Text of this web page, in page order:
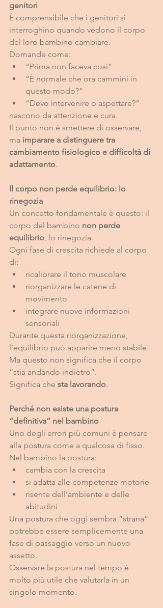
genitori
È comprensibile che i genitori si
interroghino quando vedono il corpo
del loro bambino cambiare.
Domande come:
“Prima non faceva così”
“È normale che ora cammini in
questo modo?”
“Devo intervenire o aspettare?”
nascono da attenzione e cura.
Il punto non è smettere di osservare,
ma imparare a distinguere tra
cambiamento fisiologico e difficoltà di
adattamento.
Il corpo non perde equilibrio: lo
rinegozia
Un concetto fondamentale è questo: il
corpo del bambino non perde
equilibrio, lo rinegozia.
Ogni fase di crescita richiede al corpo
di:
ricalibrare il tono muscolare
riorganizzare le catene di
movimento
integrare nuove informazioni
sensoriali
Durante questa riorganizzazione,
l’equilibrio può apparire meno stabile.
Ma questo non significa che il corpo
“stia andando indietro”.
Significa che sta lavorando.
Perché non esiste una postura
“definitiva” nel bambino
Uno degli errori più comuni è pensare
alla postura come a qualcosa di fisso.
Nel bambino la postura:
cambia con la crescita
si adatta alle competenze motorie
risente dell’ambiente e delle
abitudini
Una postura che oggi sembra “strana”
potrebbe essere semplicemente una
fase di passaggio verso un nuovo
assetto.
Osservare la postura nel tempo è
molto più utile che valutarla in un
singolo momento.